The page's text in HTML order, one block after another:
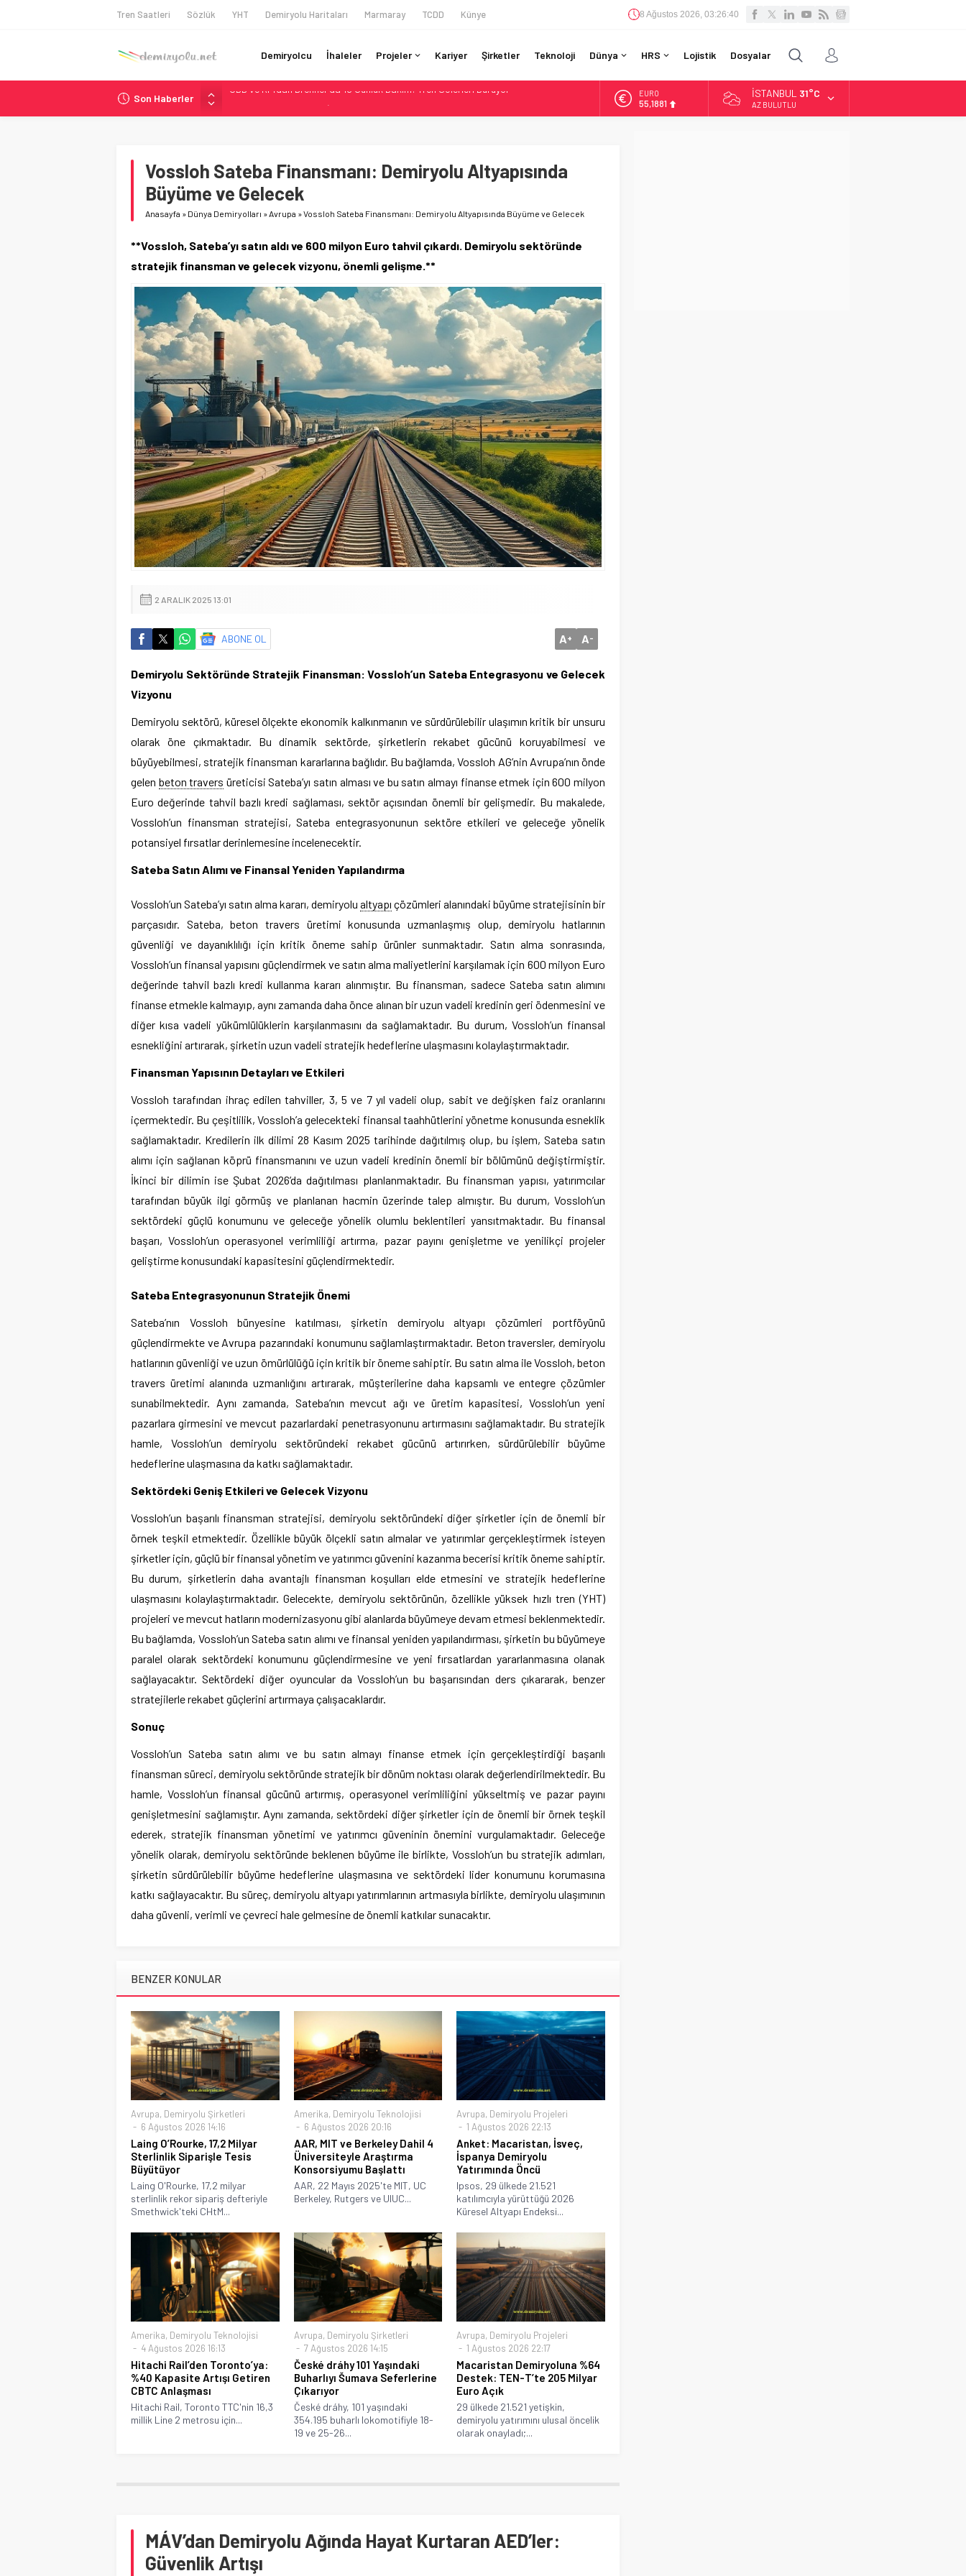
Tren Saatleri Sözlük YHT Demiryolu Haritaları Marmaray TCDD Künye 8 Ağustos 2026, 03:26:41
Demiryolcu İhaleler Projeler Kariyer Şirketler Teknoloji Dünya HRS Lojistik Dosyalar
Son Haberler
NS, Temmuz 2026’dan İtibaren Koltukta Bagaja Kalıcı Yasak, Ceza Yok
Madrid Atocha’da 56 Milyon Euro’luk Yenileme: Sol Tüneli %33 Kapasite Artışı
České dráhy 101 Yaşındaki Buharlıyı Šumava Seferlerine Çıkarıyor
ÖBB ve RFI’dan Brenner’da 15 Günlük Bakım: Tren Seferleri Duruyor
ALTIN
6.660,55
İSTANBUL 31°C
AZ BULUTLU
Vossloh Sateba Finansmanı: Demiryolu Altyapısında
Büyüme ve Gelecek
Anasayfa » Dünya Demiryolları »Avrupa »Vossloh Sateba Finansmanı: Demiryolu Altyapısında Büyüme ve Gelecek
**Vossloh, Sateba’yı satın aldı ve 600 milyon Euro tahvil çıkardı. Demiryolu sektöründe
stratejik finansman ve gelecek vizyonu, önemli gelişme.**
2 ARALIK 2025 13:01
ABONE OL A+ A-
Demiryolu Sektöründe Stratejik Finansman: Vossloh’un Sateba Entegrasyonu ve Gelecek
Vizyonu
Demiryolu sektörü, küresel ölçekte ekonomik kalkınmanın ve sürdürülebilir ulaşımın kritik bir unsuru
olarak öne çıkmaktadır. Bu dinamik sektörde, şirketlerin rekabet gücünü koruyabilmesi ve
büyüyebilmesi, stratejik finansman kararlarına bağlıdır. Bu bağlamda, Vossloh AG’nin Avrupa’nın önde
gelen beton travers üreticisi Sateba’yı satın alması ve bu satın almayı finanse etmek için 600 milyon
Euro değerinde tahvil bazlı kredi sağlaması, sektör açısından önemli bir gelişmedir. Bu makalede,
Vossloh’un finansman stratejisi, Sateba entegrasyonunun sektöre etkileri ve geleceğe yönelik
potansiyel fırsatlar derinlemesine incelenecektir.
Sateba Satın Alımı ve Finansal Yeniden Yapılandırma
Vossloh’un Sateba’yı satın alma kararı, demiryolu altyapı çözümleri alanındaki büyüme stratejisinin bir
parçasıdır. Sateba, beton travers üretimi konusunda uzmanlaşmış olup, demiryolu hatlarının
güvenliği ve dayanıklılığı için kritik öneme sahip ürünler sunmaktadır. Satın alma sonrasında,
Vossloh’un finansal yapısını güçlendirmek ve satın alma maliyetlerini karşılamak için 600 milyon Euro
değerinde tahvil bazlı kredi kullanma kararı alınmıştır. Bu finansman, sadece Sateba satın alımını
finanse etmekle kalmayıp, aynı zamanda daha önce alınan bir uzun vadeli kredinin geri ödenmesini ve
diğer kısa vadeli yükümlülüklerin karşılanmasını da sağlamaktadır. Bu durum, Vossloh’un finansal
esnekliğini artırarak, şirketin uzun vadeli stratejik hedeflerine ulaşmasını kolaylaştırmaktadır.
Finansman Yapısının Detayları ve Etkileri
Vossloh tarafından ihraç edilen tahviller, 3, 5 ve 7 yıl vadeli olup, sabit ve değişken faiz oranlarını
içermektedir. Bu çeşitlilik, Vossloh’a gelecekteki finansal taahhütlerini yönetme konusunda esneklik
sağlamaktadır. Kredilerin ilk dilimi 28 Kasım 2025 tarihinde dağıtılmış olup, bu işlem, Sateba satın
alımı için sağlanan köprü finansmanını ve uzun vadeli kredinin önemli bir bölümünü değiştirmiştir.
İkinci bir dilimin ise Şubat 2026’da dağıtılması planlanmaktadır. Bu finansman yapısı, yatırımcılar
tarafından büyük ilgi görmüş ve planlanan hacmin üzerinde talep almıştır. Bu durum, Vossloh’un
sektördeki güçlü konumunu ve geleceğe yönelik olumlu beklentileri yansıtmaktadır. Bu finansal
başarı, Vossloh’un operasyonel verimliliği artırma, pazar payını genişletme ve yenilikçi projeler
geliştirme konusundaki kapasitesini güçlendirmektedir.
Sateba Entegrasyonunun Stratejik Önemi
Sateba’nın Vossloh bünyesine katılması, şirketin demiryolu altyapı çözümleri portföyünü
güçlendirmekte ve Avrupa pazarındaki konumunu sağlamlaştırmaktadır. Beton traversler, demiryolu
hatlarının güvenliği ve uzun ömürlülüğü için kritik bir öneme sahiptir. Bu satın alma ile Vossloh, beton
travers üretimi alanında uzmanlığını artırarak, müşterilerine daha kapsamlı ve entegre çözümler
sunabilmektedir. Aynı zamanda, Sateba’nın mevcut ağı ve üretim kapasitesi, Vossloh’un yeni
pazarlara girmesini ve mevcut pazarlardaki penetrasyonunu artırmasını sağlamaktadır. Bu stratejik
hamle, Vossloh’un demiryolu sektöründeki rekabet gücünü artırırken, sürdürülebilir büyüme
hedeflerine ulaşmasına da katkı sağlamaktadır.
Sektördeki Geniş Etkileri ve Gelecek Vizyonu
Vossloh’un başarılı finansman stratejisi, demiryolu sektöründeki diğer şirketler için de önemli bir
örnek teşkil etmektedir. Özellikle büyük ölçekli satın almalar ve yatırımlar gerçekleştirmek isteyen
şirketler için, güçlü bir finansal yönetim ve yatırımcı güvenini kazanma becerisi kritik öneme sahiptir.
Bu durum, şirketlerin daha avantajlı finansman koşulları elde etmesini ve stratejik hedeflerine
ulaşmasını kolaylaştırmaktadır. Gelecekte, demiryolu sektörünün, özellikle yüksek hızlı tren (YHT)
projeleri ve mevcut hatların modernizasyonu gibi alanlarda büyümeye devam etmesi beklenmektedir.
Bu bağlamda, Vossloh’un Sateba satın alımı ve finansal yeniden yapılandırması, şirketin bu büyümeye
paralel olarak sektördeki konumunu güçlendirmesine ve yeni fırsatlardan yararlanmasına olanak
sağlayacaktır. Sektördeki diğer oyuncular da Vossloh’un bu başarısından ders çıkararak, benzer
stratejilerle rekabet güçlerini artırmaya çalışacaklardır.
Sonuç
Vossloh’un Sateba satın alımı ve bu satın almayı finanse etmek için gerçekleştirdiği başarılı
finansman süreci, demiryolu sektöründe stratejik bir dönüm noktası olarak değerlendirilmektedir. Bu
hamle, Vossloh’un finansal gücünü artırmış, operasyonel verimliliğini yükseltmiş ve pazar payını
genişletmesini sağlamıştır. Aynı zamanda, sektördeki diğer şirketler için de önemli bir örnek teşkil
ederek, stratejik finansman yönetimi ve yatırımcı güveninin önemini vurgulamaktadır. Geleceğe
yönelik olarak, demiryolu sektöründe beklenen büyüme ile birlikte, Vossloh’un bu stratejik adımları,
şirketin sürdürülebilir büyüme hedeflerine ulaşmasına ve sektördeki lider konumunu korumasına
katkı sağlayacaktır. Bu süreç, demiryolu altyapı yatırımlarının artmasıyla birlikte, demiryolu ulaşımının
daha güvenli, verimli ve çevreci hale gelmesine de önemli katkılar sunacaktır.
BENZER KONULAR
Avrupa, Demiryolu Şirketleri
6 Ağustos 2026 14:16
Laing O’Rourke, 17,2 Milyar
Sterlinlik Siparişle Tesis
Büyütüyor
Laing O'Rourke, 17,2 milyar
sterlinlik rekor sipariş defteriyle
Smethwick'teki CHtM...
Amerika, Demiryolu Teknolojisi
6 Ağustos 2026 20:16
AAR, MIT ve Berkeley Dahil 4
Üniversiteyle Araştırma
Konsorsiyumu Başlattı
AAR, 22 Mayıs 2025'te MIT, UC
Berkeley, Rutgers ve UIUC...
Avrupa, Demiryolu Projeleri
1 Ağustos 2026 22:13
Anket: Macaristan, İsveç,
İspanya Demiryolu
Yatırımında Öncü
Ipsos, 29 ülkede 21.521
katılımcıyla yürüttüğü 2026
Küresel Altyapı Endeksi...
Amerika, Demiryolu Teknolojisi
4 Ağustos 2026 16:13
Hitachi Rail’den Toronto’ya:
%40 Kapasite Artışı Getiren
CBTC Anlaşması
Hitachi Rail, Toronto TTC'nin 16,3
millik Line 2 metrosu için...
Avrupa, Demiryolu Şirketleri
7 Ağustos 2026 14:15
České dráhy 101 Yaşındaki
Buharlıyı Šumava Seferlerine
Çıkarıyor
České dráhy, 101 yaşındaki
354.195 buharlı lokomotifiyle 18-
19 ve 25-26...
Avrupa, Demiryolu Projeleri
1 Ağustos 2026 22:17
Macaristan Demiryoluna %64
Destek: TEN-T’te 205 Milyar
Euro Açık
29 ülkede 21.521 yetişkin,
demiryolu yatırımını ulusal öncelik
olarak onayladı;...
MÁV’dan Demiryolu Ağında Hayat Kurtaran AED’ler:
Güvenlik Artışı